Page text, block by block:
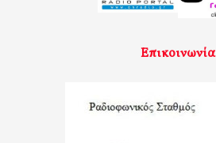
Επικοινωνία